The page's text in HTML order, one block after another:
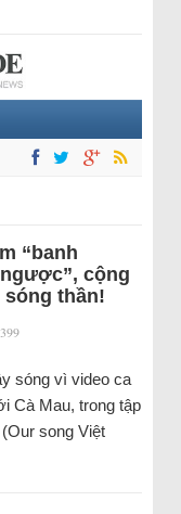
“banh
cộng
thần!
sóng vì video ca
Cà Mau, trong tập
song Việt